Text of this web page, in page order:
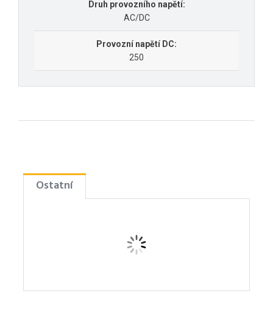
Druh provozního napětí:
AC/DC
Provozní napětí DC:
250
Ostatní